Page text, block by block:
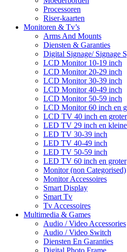
Processoren
Riser-kaarten
Monitoren & Tv’s
Arms And Mounts
Diensten & Garanties
Digital Signage/ Signage
LCD Monitor 10-19 inch
LCD Monitor 20-29 inch
LCD Monitor 30-39 inch
LCD Monitor 40-49 inch
LCD Monitor 50-59 inch
LCD Monitor 60 inch en
LCD TV 40 inch en groter
LED TV 29 inch en
LED TV 30-39 inch
LED TV 40-49 inch
LED TV 50-59 inch
LED TV 60 inch en groter
Monitor (non Categorised)
Monitor Accessoires
Smart Display
Smart Tv
Tv Accessoires
Multimedia & Games
Audio / Video Accessories
Audio / Video Switch
Diensten En Garanties